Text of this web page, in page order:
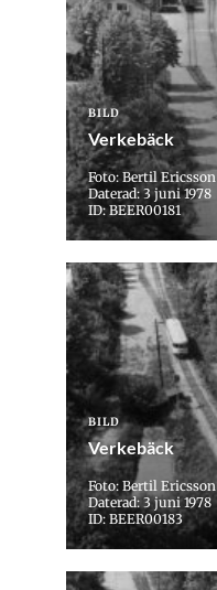
BILD
Verkebäck
Foto: Bertil Ericsson
Daterad: 3 juni 1978
ID: BEER00181
BILD
Verkebäck
Foto: Bertil Ericsson
Daterad: 3 juni 1978
ID: BEER00183